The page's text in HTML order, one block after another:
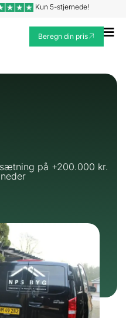
Kun 5-stjernede!
Beregn din pris
på +200.000 kr.